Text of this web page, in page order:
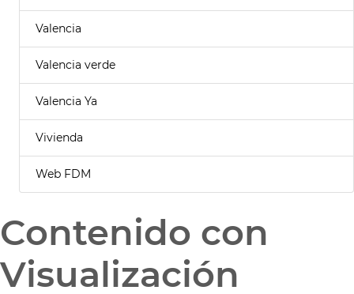
Valencia
Valencia verde
Valencia Ya
Vivienda
Web FDM
Contenido con
Visualización